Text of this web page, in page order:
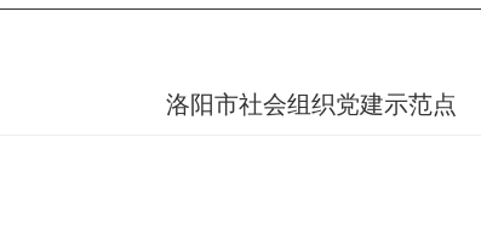
洛阳市社会组织党建示范点